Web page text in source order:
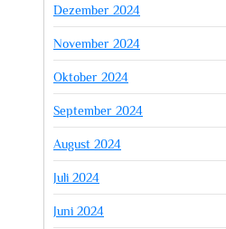
Dezember 2024
November 2024
Oktober 2024
September 2024
August 2024
Juli 2024
Juni 2024